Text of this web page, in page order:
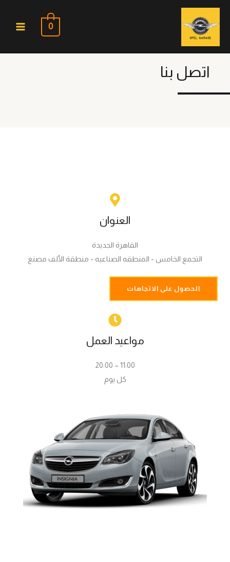
تخطي
المحتوى
0
اتصل بنا
العنوان
القاهرة الجديدة
التجمع الخامس - المنطقه الصناعيه - منطقة الألف مصنع
الحصول على الاتجاهات
مواعيد العمل
11:00 – 20:00
كل يوم